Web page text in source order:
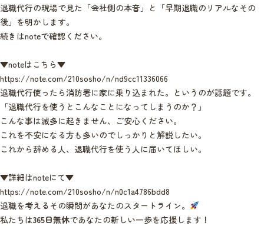
退職代行の現場で見た「会社側の本音」と「早期退職のリアルなその
後」を明かします。
続きはnoteで確認ください。
▼noteはこちら▼
https://note.com/210sosho/n/nd9cc11336066
退職代行使ったら消防署に家に乗り込まれた。というのが話題です。
「退職代行を使うとこんなことになってしまうのか？」
こんな事は滅多に起きません、ご安心ください。
これを不安になる方も多いのでしっかりと解説したい。
これから辞める人、退職代行を使う人に届いてほしい。
▼詳細はnoteにて▼
https://note.com/210sosho/n/n0c1a4786bdd8
退職を考えるその瞬間があなたのスタートライン。
私たちは365日無休であなたの新しい一歩を応援します！